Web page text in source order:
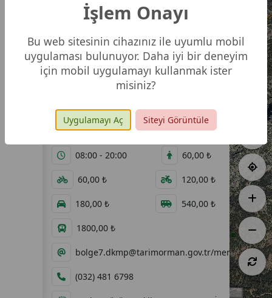
98,80 ha 01.06.2021
08:00 - 20:00 60,00 ₺
60,00 ₺ 120,00 ₺
180,00 ₺ 540,00 ₺
1800,00 ₺
bolge7.dkmp@tarimorman.gov.tr/
(032) 481 6798
Tabiat Parkı henüz Faaliyete
geçmemiştir. )
İşlem Onayı
Bu web sitesinin cihazınız ile uyumlu mobil
uygulaması bulunuyor. Daha iyi bir deneyim
için mobil uygulamayı kullanmak ister
misiniz?
Uygulamayı Aç Siteyi Görüntüle